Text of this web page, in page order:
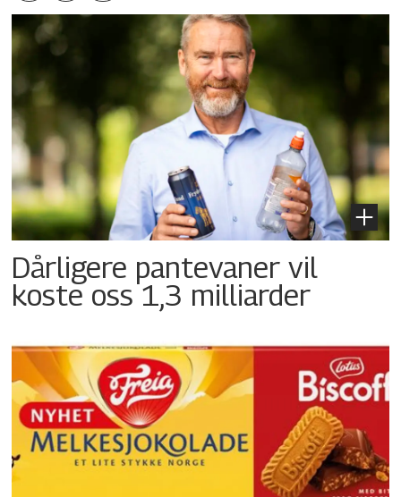
Dårligere pantevaner vil
koste oss 1,3 milliarder